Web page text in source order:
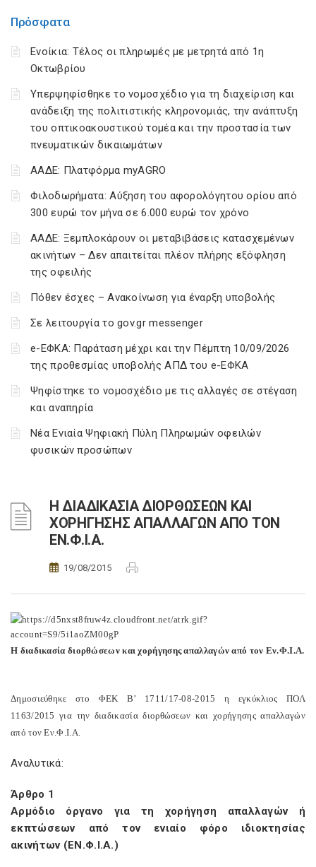
Πρόσφατα
Ενοίκια: Τέλος οι πληρωμές με μετρητά από 1η
Οκτωβρίου
Υπερψηφίσθηκε το νομοσχέδιο για τη διαχείριση και
ανάδειξη της πολιτιστικής κληρονομιάς, την ανάπτυξη
του οπτικοακουστικού τομέα και την προστασία των
πνευματικών δικαιωμάτων
ΑΑΔΕ: Πλατφόρμα myAGRO
Φιλοδωρήματα: Αύξηση του αφορολόγητου ορίου από
300 ευρώ τον μήνα σε 6.000 ευρώ τον χρόνο
ΑΑΔΕ: Ξεμπλοκάρουν οι μεταβιβάσεις κατασχεμένων
ακινήτων – Δεν απαιτείται πλέον πλήρης εξόφληση
της οφειλής
Πόθεν έσχες – Ανακοίνωση για έναρξη υποβολής
Σε λειτουργία το gov.gr messenger
e-ΕΦΚΑ: Παράταση μέχρι και την Πέμπτη 10/09/2026
της προθεσμίας υποβολής ΑΠΔ του e-ΕΦΚΑ
Ψηφίστηκε το νομοσχέδιο με τις αλλαγές σε στέγαση
και αναπηρία
Νέα Ενιαία Ψηφιακή Πύλη Πληρωμών οφειλών
φυσικών προσώπων
Η ΔΙΑΔΙΚΑΣΙΑ ΔΙΟΡΘΩΣΕΩΝ ΚΑΙ
ΧΟΡΗΓΗΣΗΣ ΑΠΑΛΛΑΓΩΝ ΑΠΟ ΤΟΝ
ΕΝ.Φ.Ι.Α.
19/08/2015
Η διαδικασία διορθώσεων και χορήγησης απαλλαγών από τον Εν.Φ.Ι.Α.
Δημοσιεύθηκε στο ΦΕΚ Β’ 1711/17-08-2015 η εγκύκλιος ΠΟΛ
1163/2015 για την διαδικασία διορθώσεων και χορήγησης απαλλαγών
από τον Εν.Φ.Ι.Α.
Αναλυτικά:
Άρθρο 1
Αρμόδιο όργανο για τη χορήγηση απαλλαγών ή
εκπτώσεων από τον ενιαίο φόρο ιδιοκτησίας
ακινήτων (ΕΝ.Φ.Ι.Α.)